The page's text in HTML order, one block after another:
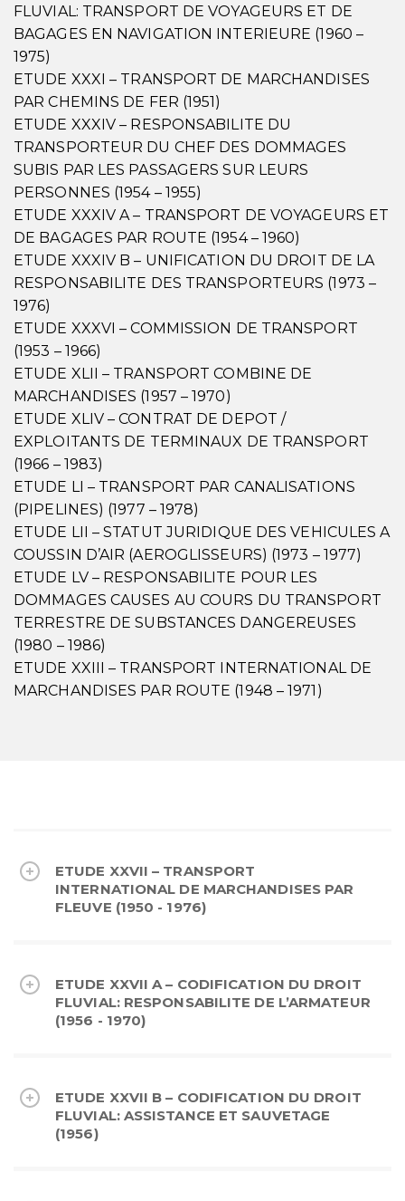
FLUVIAL: TRANSPORT DE VOYAGEURS ET DE
BAGAGES EN NAVIGATION INTERIEURE (1960 –
1975)
ETUDE XXXI – TRANSPORT DE MARCHANDISES
PAR CHEMINS DE FER (1951)
ETUDE XXXIV – RESPONSABILITE DU
TRANSPORTEUR DU CHEF DES DOMMAGES
SUBIS PAR LES PASSAGERS SUR LEURS
PERSONNES (1954 – 1955)
ETUDE XXXIV A – TRANSPORT DE VOYAGEURS ET
DE BAGAGES PAR ROUTE (1954 – 1960)
ETUDE XXXIV B – UNIFICATION DU DROIT DE LA
RESPONSABILITE DES TRANSPORTEURS (1973 –
1976)
ETUDE XXXVI – COMMISSION DE TRANSPORT
(1953 – 1966)
ETUDE XLII – TRANSPORT COMBINE DE
MARCHANDISES (1957 – 1970)
ETUDE XLIV – CONTRAT DE DEPOT /
EXPLOITANTS DE TERMINAUX DE TRANSPORT
(1966 – 1983)
ETUDE LI – TRANSPORT PAR CANALISATIONS
(PIPELINES) (1977 – 1978)
ETUDE LII – STATUT JURIDIQUE DES VEHICULES A
COUSSIN D’AIR (AEROGLISSEURS) (1973 – 1977)
ETUDE LV – RESPONSABILITE POUR LES
DOMMAGES CAUSES AU COURS DU TRANSPORT
TERRESTRE DE SUBSTANCES DANGEREUSES
(1980 – 1986)
ETUDE XXIII – TRANSPORT INTERNATIONAL DE
MARCHANDISES PAR ROUTE (1948 – 1971)
ETUDE XXVII – TRANSPORT
INTERNATIONAL DE MARCHANDISES PAR
FLEUVE (1950 - 1976)
ETUDE XXVII A – CODIFICATION DU DROIT
FLUVIAL: RESPONSABILITE DE L’ARMATEUR
(1956 - 1970)
ETUDE XXVII B – CODIFICATION DU DROIT
FLUVIAL: ASSISTANCE ET SAUVETAGE
(1956)